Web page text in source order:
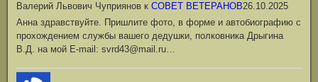
Валерий Львович Чуприянов к СОВЕТ ВЕТЕРАНОВ26.10.2025
Анна здравствуйте. Пришлите фото, в форме и автобиографию с
прохождением службы вашего дедушки, полковника Дрыгина
В.Д. на мой Е-mail: svrd43@mail.ru…